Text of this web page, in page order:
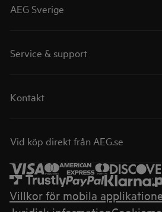
AEG Sverige
Service & support
Kontakt
Vid köp direkt från AEG.se
Villkor för mobila